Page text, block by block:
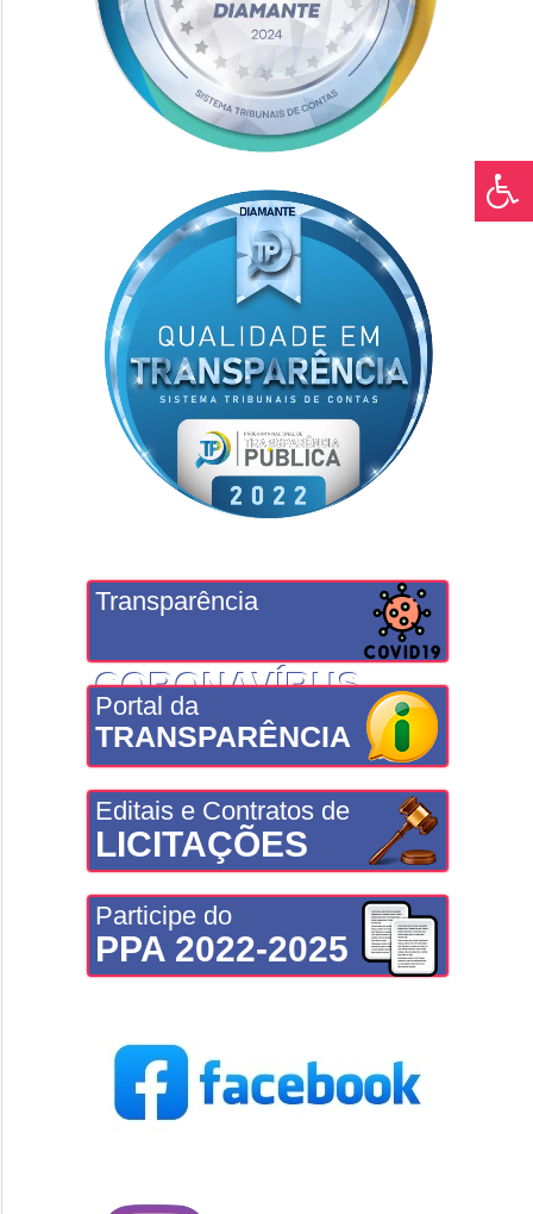
Transparência
CORONAVÍRUS
Portal da
TRANSPARÊNCIA
Editais e Contratos de
LICITAÇÕES
Participe do
PPA 2022-2025